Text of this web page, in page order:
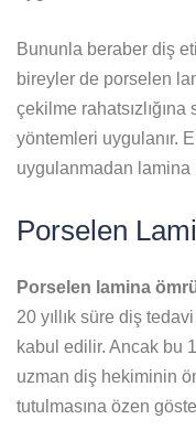
Bununla beraber diş
bireyler de porselen
çekilme
yöntemleri uygulanır.
uygulanmadan lamina
Porselen
Porselen lamina
20 yıllık süre diş
kabul edilir. Ancak bu
uzman diş hekiminin
tutulmasına özen